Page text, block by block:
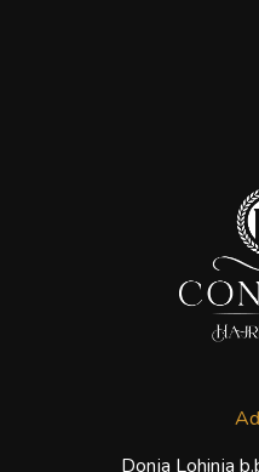
Donja Lohinja